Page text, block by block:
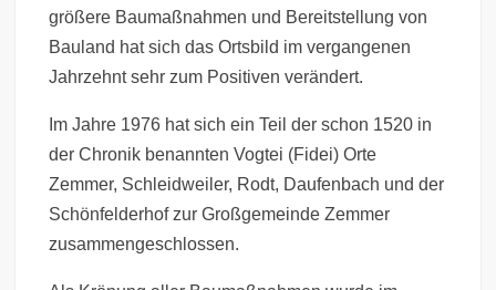
größere Baumaßnahmen und Bereitstellung von
Bauland hat sich das Ortsbild im vergangenen
Jahrzehnt sehr zum Positiven verändert.
Im Jahre 1976 hat sich ein Teil der schon 1520 in
der Chronik benannten Vogtei (Fidei) Orte
Zemmer, Schleidweiler, Rodt, Daufenbach und der
Schönfelderhof zur Großgemeinde Zemmer
zusammengeschlossen.